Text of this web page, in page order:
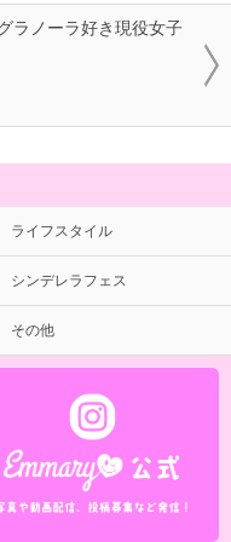
ラノーラ好き現役女子
ライフスタイル
シンデレラフェス
その他